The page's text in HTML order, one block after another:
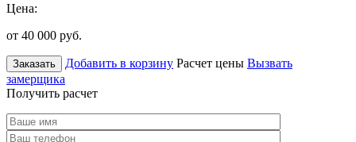
Цена:
от 40 000 руб.
Заказать Добавить в корзину Расчет цены Вызвать
замерщика
Получить расчет